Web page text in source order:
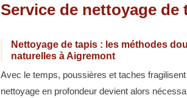
Service de nettoyage
Nettoyage de tapis : les méthodes
naturelles à Aigremont
Avec le temps, poussières et taches
nettoyage en profondeur devient alors